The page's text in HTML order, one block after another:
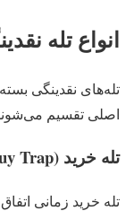
انواع تله
تله‌های نقدینگی
اصلی تقسیم
تله خرید (Buy Trap)
تله خرید زمانی